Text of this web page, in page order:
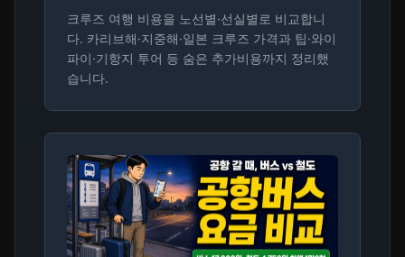
크루즈 여행 비용을 노선별·선실별로 비교합니
다. 카리브해·지중해·일본 크루즈 가격과 팁·와이
파이·기항지 투어 등 숨은 추가비용까지 정리했
습니다.